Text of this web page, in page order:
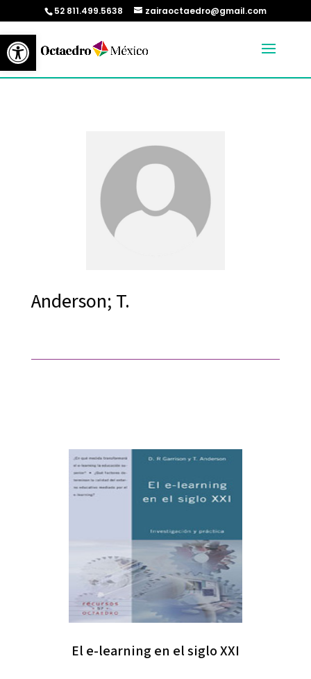
Abrir barra de herramientas
52 811.499.5638 zairaoctaedro@gmail.com
Anderson; T.
El e-learning en el siglo XXI